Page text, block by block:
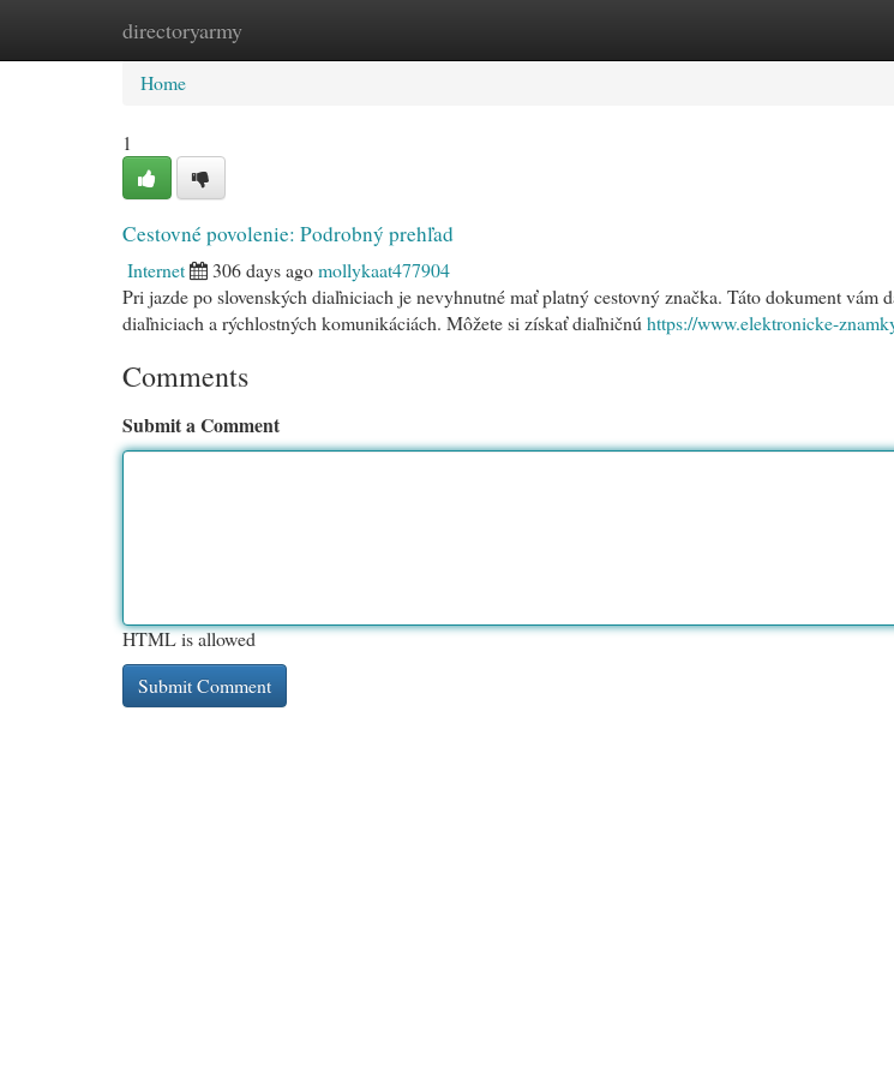
directoryarmy
Home New Site Listings
Home
1
Cestovné povolenie: Podrobný prehľad
Internet 306 days agomollykaat477904
Pri jazde po slovenských diaľniciach je nevyhnutné mať platný cestovný značka. Táto dokument vám
diaľniciach a rýchlostných komunikáciách. Môžete si získať diaľničnú https://www.elektronicke-
Comments
Submit a Comment
HTML is allowed